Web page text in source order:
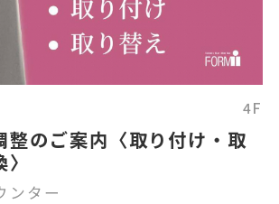
4F
のご案内〈取り付け・取
ンター